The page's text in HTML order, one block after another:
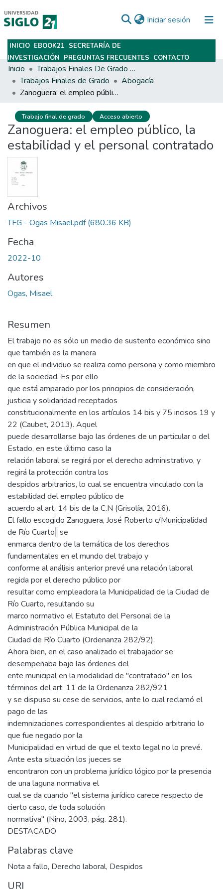
Iniciar sesión (current)
Subir
INICIO EBOOK21 SECRETARÍA DE
INVESTIGACIÓN PREGUNTAS FRECUENTES CONTACTO
Inicio
Trabajos Finales De Grado Y Posgrado
Trabajos Finales de Grado
Abogacía
Zanoguera: el empleo público, la estabilidad y el personal contratado
Trabajo final de grado Acceso abierto
Zanoguera: el empleo público, la
estabilidad y el personal contratado
Archivos
TFG - Ogas Misael.pdf(680.36 KB)
Fecha
2022-10
Autores
Ogas, Misael
Resumen
El trabajo no es sólo un medio de sustento económico sino
que también es la manera
en que el individuo se realiza como persona y como miembro
de la sociedad. Es por ello
que está amparado por los principios de consideración,
justicia y solidaridad receptados
constitucionalmente en los artículos 14 bis y 75 incisos 19 y
22 (Caubet, 2013). Aquel
puede desarrollarse bajo las órdenes de un particular o del
Estado, en este último caso la
relación laboral se regirá por el derecho administrativo, y
regirá la protección contra los
despidos arbitrarios, lo cual se encuentra vinculado con la
estabilidad del empleo público de
acuerdo al art. 14 bis de la C.N (Grisolía, 2016).
El fallo escogido Zanoguera, José Roberto c/Municipalidad
de Río Cuarto‖ se
enmarca dentro de la temática de los derechos
fundamentales en el mundo del trabajo y
conforme al análisis anterior prevé una relación laboral
regida por el derecho público por
resultar como empleadora la Municipalidad de la Ciudad de
Río Cuarto, resultando su
marco normativo el Estatuto del Personal de la
Administración Pública Municipal de la
Ciudad de Río Cuarto (Ordenanza 282/92).
Ahora bien, en el caso analizado el trabajador se
desempeñaba bajo las órdenes del
ente municipal en la modalidad de "contratado" en los
términos del art. 11 de la Ordenanza 282/921
y se dispuso su cese de servicios, ante lo cual reclamó el
pago de las
indemnizaciones correspondientes al despido arbitrario lo
que fue negado por la
Municipalidad en virtud de que el texto legal no lo prevé.
Ante esta situación los jueces se
encontraron con un problema jurídico lógico por la presencia
de una laguna normativa el
cual se da cuando "el sistema jurídico carece respecto de
cierto caso, de toda solución
normativa" (Nino, 2003, pág. 281).
DESTACADO
Palabras clave
Nota a fallo, Derecho laboral, Despidos
URI